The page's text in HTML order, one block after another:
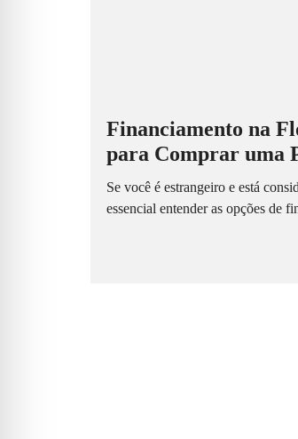
Financiamento na
para Comprar uma
Se você é estrangeiro e está
essencial entender as opções de